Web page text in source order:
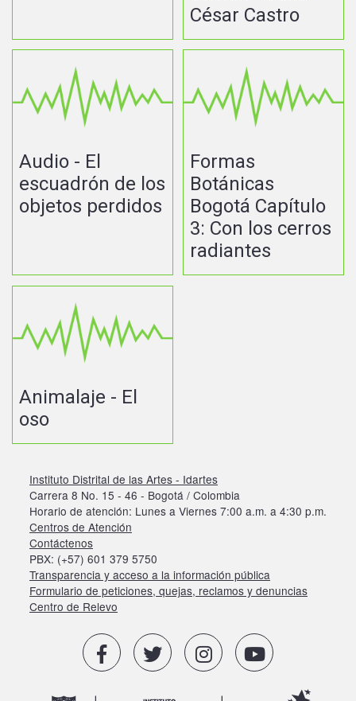
César Castro
Audio - El
escuadrón de los
objetos perdidos
Formas
Botánicas
Bogotá Capítulo
3: Con los cerros
radiantes
Animalaje - El
oso
Instituto Distrital de las Artes - Idartes
Carrera 8 No. 15 - 46 - Bogotá / Colombia
Horario de atención: Lunes a Viernes 7:00 a.m. a 4:30 p.m.
Centros de Atención
Contáctenos
PBX: (+57) 601 379 5750
Transparencia y acceso a la información pública
Formulario de peticiones, quejas, reclamos y denuncias
Centro de Relevo